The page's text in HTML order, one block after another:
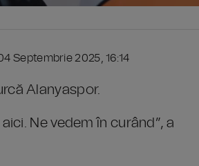
Septembrie 2025, 16:14
Alanyaspor.
Ne vedem în curând”, a